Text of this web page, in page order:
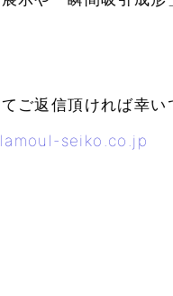
ご返信頂ければ幸い
seiko.co.jp